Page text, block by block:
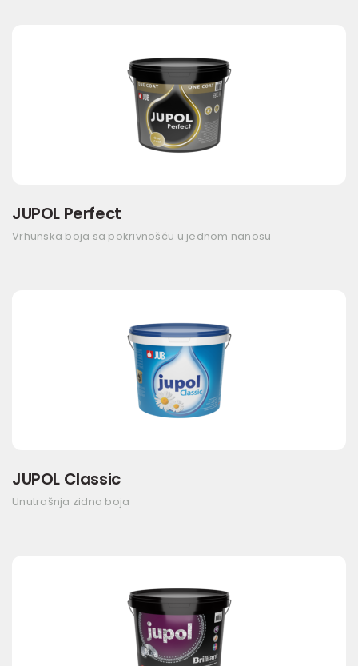
JUPOL Perfect
Vrhunska boja sa pokrivnošću u jednom nanosu
JUPOL Classic
Unutrašnja zidna boja